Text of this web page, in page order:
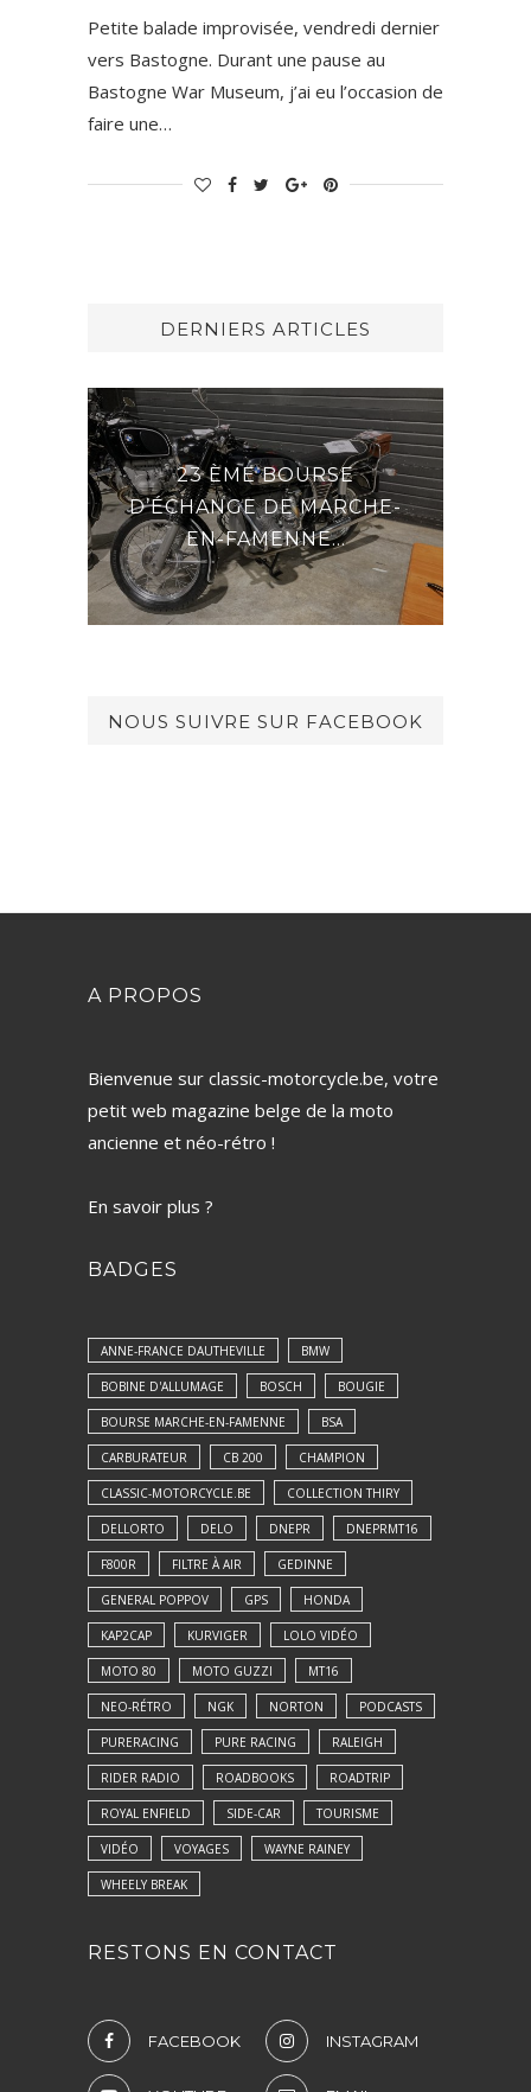
Petite balade improvisée, vendredi dernier
vers Bastogne. Durant une pause au
Bastogne War Museum, j’ai eu l’occasion de
faire une…
DERNIERS ARTICLES
23 ÈME BOURSE
D’ÉCHANGE DE MARCHE-
EN-FAMENNE...
NOUS SUIVRE SUR FACEBOOK
A PROPOS
Bienvenue sur classic-motorcycle.be, votre
petit web magazine belge de la moto
ancienne et néo-rétro !
En savoir plus ?
BADGES
ANNE-FRANCE DAUTHEVILLE BMW
BOBINE D'ALLUMAGE BOSCH BOUGIE
BOURSE MARCHE-EN-FAMENNE BSA
CARBURATEUR CB 200 CHAMPION
CLASSIC-MOTORCYCLE.BE COLLECTION THIRY
DELLORTO DELO DNEPR DNEPRMT16
F800R FILTRE À AIR GEDINNE
GENERAL POPPOV GPS HONDA
KAP2CAP KURVIGER LOLO VIDÉO
MOTO 80 MOTO GUZZI MT16
NEO-RÉTRO NGK NORTON PODCASTS
PURERACING PURE RACING RALEIGH
RIDER RADIO ROADBOOKS ROADTRIP
ROYAL ENFIELD SIDE-CAR TOURISME
VIDÉO VOYAGES WAYNE RAINEY
WHEELY BREAK
RESTONS EN CONTACT
FACEBOOK INSTAGRAM